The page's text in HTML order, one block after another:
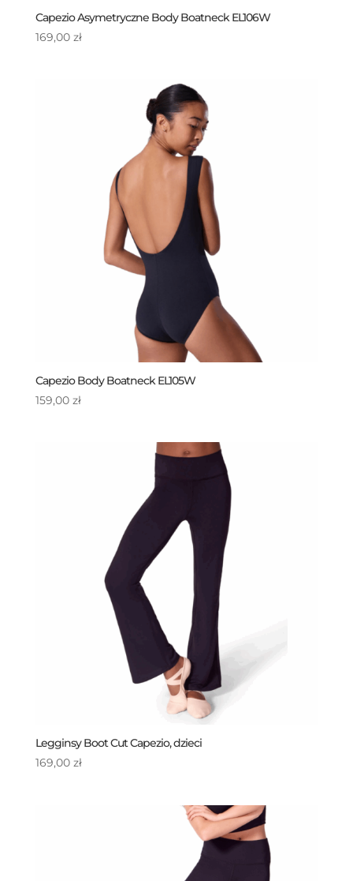
Capezio Asymetryczne Body Boatneck EL106W
169,00 zł
Capezio Body Boatneck EL105W
159,00 zł
Legginsy Boot Cut Capezio, dzieci
169,00 zł